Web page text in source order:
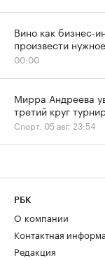
Вино как бизнес-
произвести
00:00
Мирра Андреева
третий круг
Спорт, 05 авг, 23:54
РБК
О компании
Контактная
Редакция